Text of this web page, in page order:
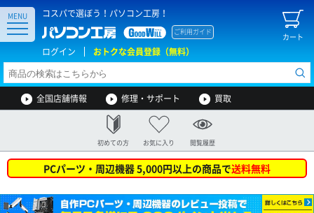
コスパで選ぼう！パソコン工房！
カート
ご利用ガイド
ログイン おトクな会員登録（無料）
MENU
全国店舗情報 修理・サポート 買取
初めての方 お気に入り 閲覧履歴
PCパーツ・周辺機器 5,000円以上の商品で送料無料